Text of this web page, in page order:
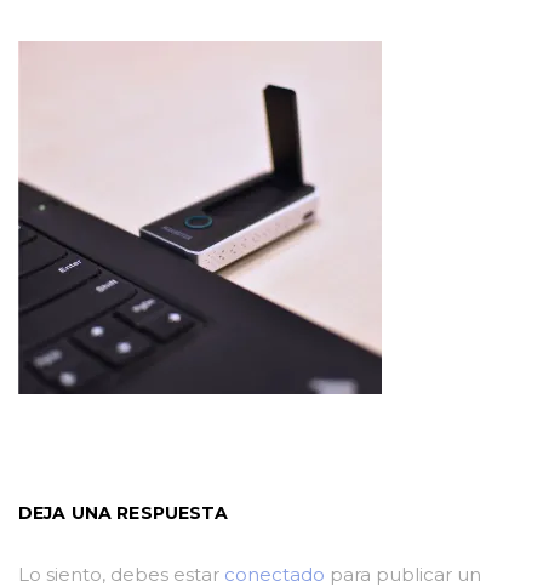
DEJA UNA RESPUESTA
Lo siento, debes estar conectado para publicar un